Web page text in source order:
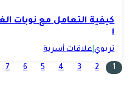
كيفية التعامل مع نوبات
١
تربوي|علاقات أسرية
1
2
3
4
5
6
7